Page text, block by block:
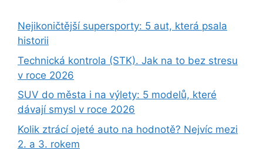
Nejikoničtější supersporty: 5 aut, která psala
historii
Technická kontrola (STK). Jak na to bez stresu
v roce 2026
SUV do města i na výlety: 5 modelů, které
dávají smysl v roce 2026
Kolik ztrácí ojeté auto na hodnotě? Nejvíc mezi
2. a 3. rokem